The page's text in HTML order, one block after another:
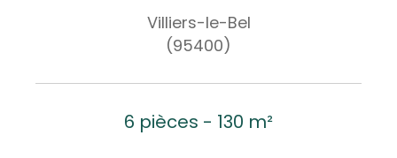
Villiers-le-Bel
(95400)
6 pièces - 130 m²